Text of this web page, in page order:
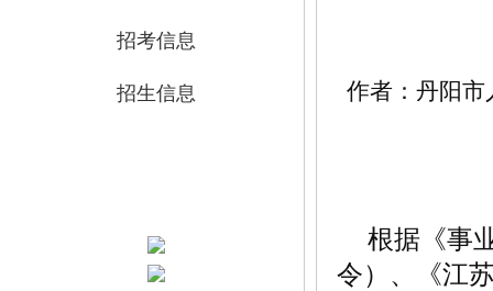
招考信息
招生信息 作者：丹阳市
根据《事
令）、《江